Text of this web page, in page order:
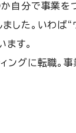
自分で事業を
した。いわば“
す。
ングに転職。